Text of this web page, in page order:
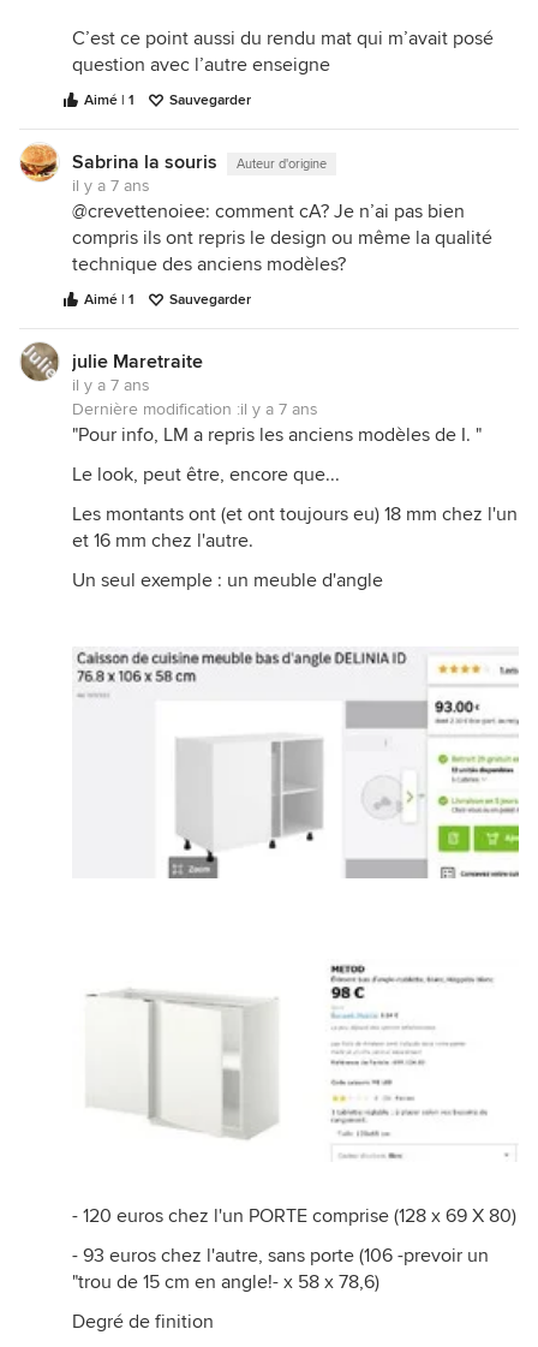
C’est ce point aussi du rendu mat qui m’avait posé
question avec l’autre enseigne
Aimé | 1 Sauvegarder
Sabrina la souris Auteur d'origine
il y a 7 ans
@crevettenoiee: comment cA? Je n’ai pas bien
compris ils ont repris le design ou même la qualité
technique des anciens modèles?
Aimé | 1 Sauvegarder
julie Maretraite
il y a 7 ans
Dernière modification :il y a 7 ans
"Pour info, LM a repris les anciens modèles de I. "
Le look, peut être, encore que...
Les montants ont (et ont toujours eu) 18 mm chez l'un
et 16 mm chez l'autre.
Un seul exemple : un meuble d'angle
- 120 euros chez l'un PORTE comprise (128 x 69 X 80)
- 93 euros chez l'autre, sans porte (106 -prevoir un
"trou de 15 cm en angle!- x 58 x 78,6)
Degré de finition